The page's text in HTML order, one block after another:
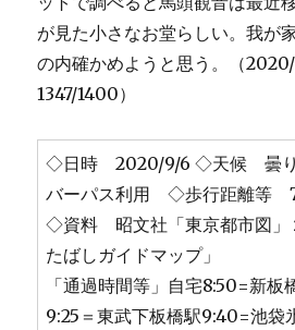
が見た小さなお堂らしい。我が
の内確かめようと思う。（
1347/1400）
◇日時 2020/9/6 ◇天候 曇
バーパス利用 ◇歩行距離等
◇資料 昭文社「東京都市図」
たばしガイドマップ」
「通過時間等」自宅8:50=新板
9:25＝東武下板橋駅9:40=池袋